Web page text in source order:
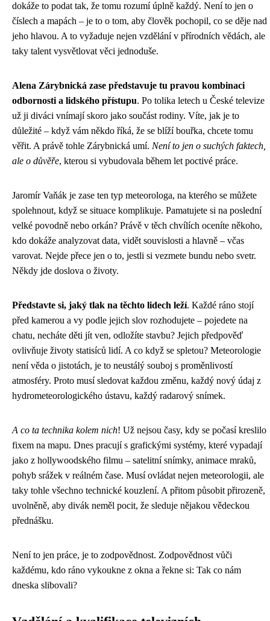
dokáže to podat tak, že tomu rozumí úplně každý. Není to jen o
číslech a mapách – je to o tom, aby člověk pochopil, co se děje nad
jeho hlavou. A to vyžaduje nejen vzdělání v přírodních vědách, ale
taky talent vysvětlovat věci jednoduše.
Alena Zárybnická zase představuje tu pravou kombinaci
odbornosti a lidského přístupu. Po tolika letech u České televize
už ji diváci vnímají skoro jako součást rodiny. Víte, jak je to
důležité – když vám někdo říká, že se blíží bouřka, chcete tomu
věřit. A právě tohle Zárybnická umí. Není to jen o suchých faktech,
ale o důvěře, kterou si vybudovala během let poctivé práce.
Jaromír Vaňák je zase ten typ meteorologa, na kterého se můžete
spolehnout, když se situace komplikuje. Pamatujete si na poslední
velké povodně nebo orkán? Právě v těch chvílích oceníte někoho,
kdo dokáže analyzovat data, vidět souvislosti a hlavně – včas
varovat. Nejde přece jen o to, jestli si vezmete bundu nebo svetr.
Někdy jde doslova o životy.
Představte si, jaký tlak na těchto lidech leží. Každé ráno stojí
před kamerou a vy podle jejich slov rozhodujete – pojedete na
chatu, necháte děti jít ven, odložíte stavbu? Jejich předpověď
ovlivňuje životy statisíců lidí. A co když se spletou? Meteorologie
není věda o jistotách, je to neustálý souboj s proměnlivostí
atmosféry. Proto musí sledovat každou změnu, každý nový údaj z
hydrometeorologického ústavu, každý radarový snímek.
A co ta technika kolem nich! Už nejsou časy, kdy se počasí kreslilo
fixem na mapu. Dnes pracují s grafickými systémy, které vypadají
jako z hollywoodského filmu – satelitní snímky, animace mraků,
pohyb srážek v reálném čase. Musí ovládat nejen meteorologii, ale
taky tohle všechno technické kouzlení. A přitom působit přirozeně,
uvolněně, aby divák neměl pocit, že sleduje nějakou vědeckou
přednášku.
Není to jen práce, je to zodpovědnost. Zodpovědnost vůči
každému, kdo ráno vykoukne z okna a řekne si: Tak co nám
dneska slibovali?